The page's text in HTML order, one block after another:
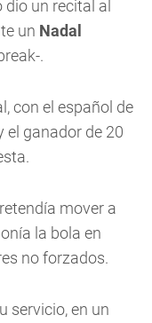
dio un recital al
un Nadal
.
con el español de
el ganador de 20
mover a
la bola en
no forzados.
servicio, en un